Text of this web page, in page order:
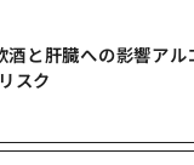
酒と肝臓への影響アル
スク